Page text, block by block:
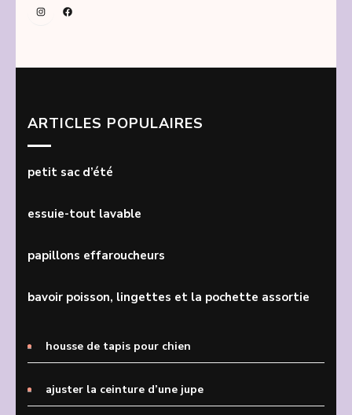
InstagramFacebook
ARTICLES POPULAIRES
petit sac d’été
essuie-tout lavable
papillons effaroucheurs
bavoir poisson, lingettes et la pochette assortie
housse de tapis pour chien
ajuster la ceinture d’une jupe